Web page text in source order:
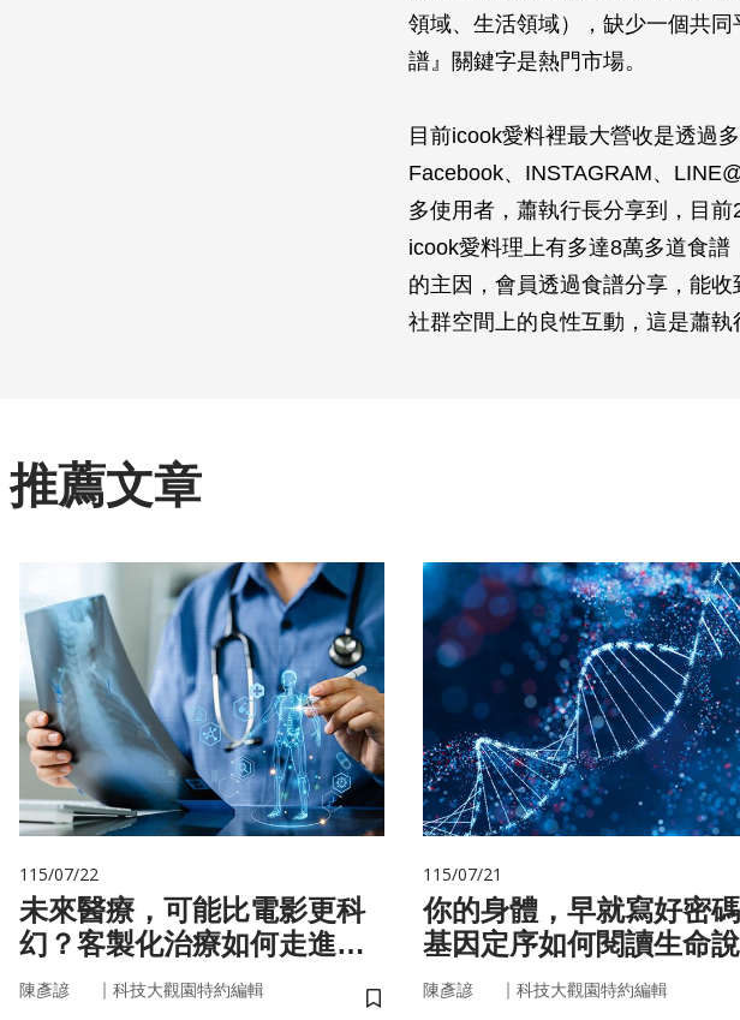
領域、生活領域），缺少一個共
譜』關鍵字是熱門市場。
目前icook愛料裡最大營收是透過
Facebook、INSTAGRAM、
多使用者，蕭執行長分享到，目
icook愛料理上有多達8萬多道食
的主因，會員透過食譜分享，能
社群空間上的良性互動，這是蕭執
推薦文章
115/07/22
未來醫療，可能比電影更科
幻？客製化治療如何走進真
實世界
陳彥諺 ｜ 科技大觀園特約編輯
儲存書籤
115/07/21
你的身體，早就寫好密
基因定序如何閱讀生命
書
陳彥諺 ｜ 科技大觀園特約編輯